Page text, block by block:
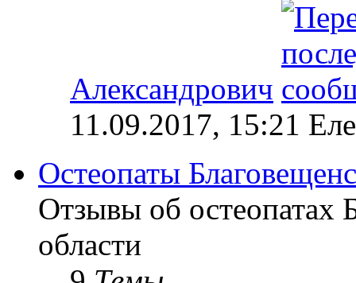
Александрович
11.09.2017, 15:21
Остеопаты
Отзывы об остеопатах
области